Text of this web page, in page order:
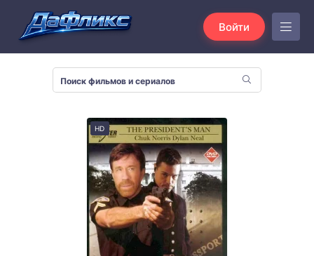
Войти
HD